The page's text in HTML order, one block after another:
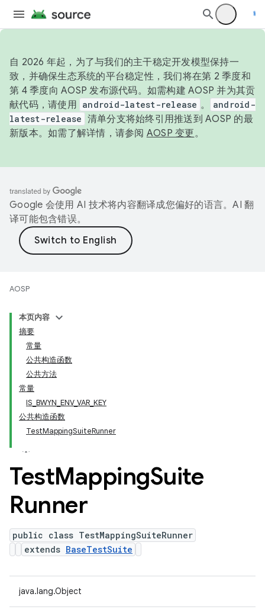
自 2026 年起，为了与我们的主干稳定开发模型保持一
致，并确保生态系统的平台稳定性，我们将在第 2 季度和
第 4 季度向 AOSP 发布源代码。如需构建 AOSP 并为其贡
献代码，请使用 android-latest-release 。
android-
latest-release 清单分支将始终引用推送到 AOSP 的最
新版本。如需了解详情，请参阅 AOSP 变更。
Google 会使用 AI 技术将内容翻译成您偏好的语言。AI 翻
译可能包含错误。
AOSP
本页内容
摘要
常量
公共构造函数
公共方法
常量
IS_BWYN_ENV_VAR_KEY
公共构造函数
TestMappingSuiteRunner
TestMappingSuite
Runner
public class TestMappingSuiteRunner
extends BaseTestSuite
java.lang.Object